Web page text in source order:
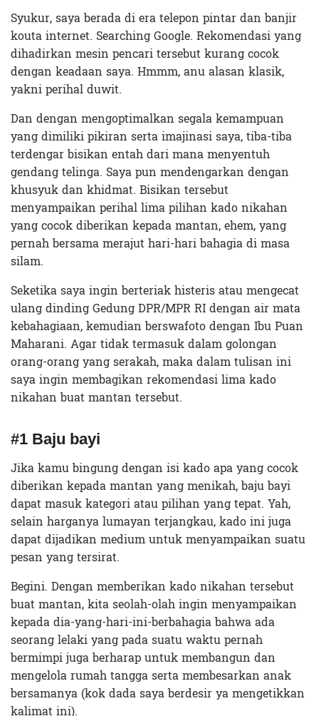
Syukur, saya berada di era telepon pintar dan banjir
kouta internet. Searching Google. Rekomendasi yang
dihadirkan mesin pencari tersebut kurang cocok
dengan keadaan saya. Hmmm, anu alasan klasik,
yakni perihal duwit.
Dan dengan mengoptimalkan segala kemampuan
yang dimiliki pikiran serta imajinasi saya, tiba-tiba
terdengar bisikan entah dari mana menyentuh
gendang telinga. Saya pun mendengarkan dengan
khusyuk dan khidmat. Bisikan tersebut
menyampaikan perihal lima pilihan kado nikahan
yang cocok diberikan kepada mantan, ehem, yang
pernah bersama merajut hari-hari bahagia di masa
silam.
Seketika saya ingin berteriak histeris atau mengecat
ulang dinding Gedung DPR/MPR RI dengan air mata
kebahagiaan, kemudian berswafoto dengan Ibu Puan
Maharani. Agar tidak termasuk dalam golongan
orang-orang yang serakah, maka dalam tulisan ini
saya ingin membagikan rekomendasi lima kado
nikahan buat mantan tersebut.
#1 Baju bayi
Jika kamu bingung dengan isi kado apa yang cocok
diberikan kepada mantan yang menikah, baju bayi
dapat masuk kategori atau pilihan yang tepat. Yah,
selain harganya lumayan terjangkau, kado ini juga
dapat dijadikan medium untuk menyampaikan suatu
pesan yang tersirat.
Begini. Dengan memberikan kado nikahan tersebut
buat mantan, kita seolah-olah ingin menyampaikan
kepada dia-yang-hari-ini-berbahagia bahwa ada
seorang lelaki yang pada suatu waktu pernah
bermimpi juga berharap untuk membangun dan
mengelola rumah tangga serta membesarkan anak
bersamanya (kok dada saya berdesir ya mengetikkan
kalimat ini).